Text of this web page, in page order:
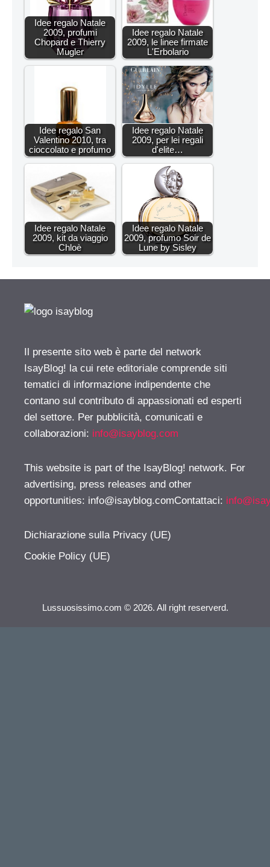
Idee regalo Natale
2009, profumi
Chopard e Thierry
Mugler
Idee regalo Natale
2009, le linee firmate
L'Erbolario
Idee regalo San
Valentino 2010, tra
cioccolato e profumo
Idee regalo Natale
2009, per lei regali
d'elite…
Idee regalo Natale
2009, kit da viaggio
Chloè
Idee regalo Natale
2009, profumo Soir de
Lune by Sisley
Il presente sito web è parte del network
IsayBlog! la cui rete editoriale comprende siti
tematici di informazione indipendente che
contano sul contributo di appassionati ed esperti
del settore. Per pubblicità, comunicati e
collaborazioni: info@isayblog.com
This website is part of the IsayBlog! network. For
advertising, press releases and other
opportunities: info@isayblog.comContattaci:
Dichiarazione sulla Privacy (UE)
Cookie Policy (UE)
Lussuosissimo.com © 2026. All right reserverd.